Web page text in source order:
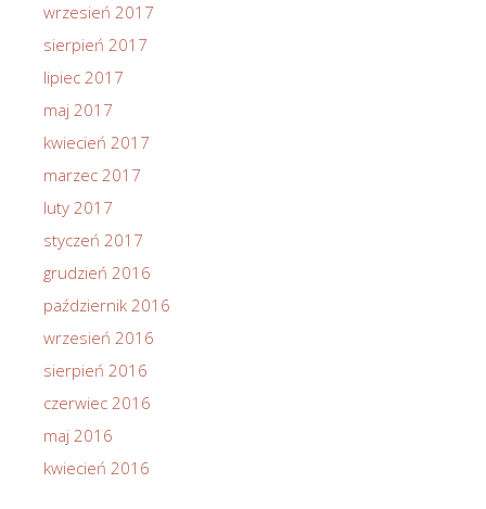
wrzesień 2017
sierpień 2017
lipiec 2017
maj 2017
kwiecień 2017
marzec 2017
luty 2017
styczeń 2017
grudzień 2016
październik 2016
wrzesień 2016
sierpień 2016
czerwiec 2016
maj 2016
kwiecień 2016